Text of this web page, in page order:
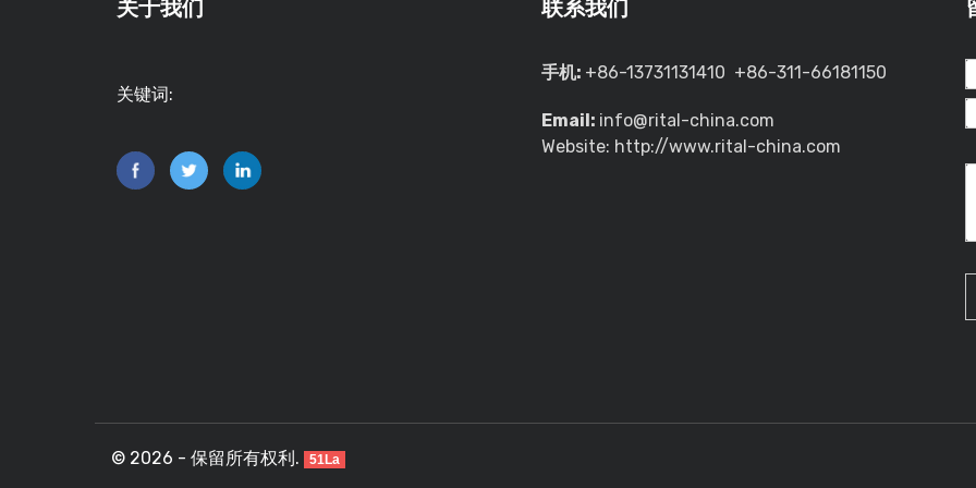
关于我们
关键词:
联系我们
手机: +86-13731131410 +86-311-66181150
Email: info@rital-china.com
Website: http://www.rital-china.com
© 2026 - 保留所有权利. 51La